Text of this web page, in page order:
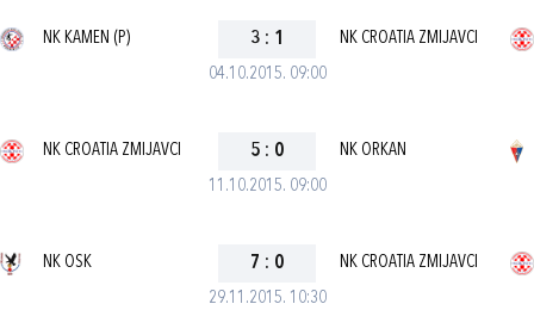
04.10.2015. 09:00
NK KAMEN (P) 3 : 1 NK CROATIA ZMIJAVCI
11.10.2015. 09:00
NK CROATIA ZMIJAVCI 5 : 0 NK ORKAN
29.11.2015. 10:30
NK OSK 7 : 0 NK CROATIA ZMIJAVCI